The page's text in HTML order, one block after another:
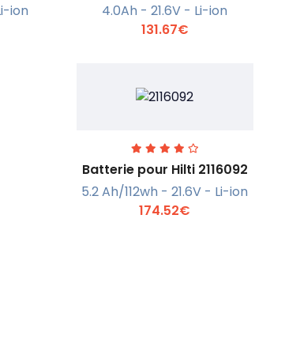
ion
En savoir +
4.0Ah - 21.6V - Li-ion
131.67€
En savoir +
Batterie pour Hilti 2116092
5.2 Ah/112wh - 21.6V - Li-ion
174.52€